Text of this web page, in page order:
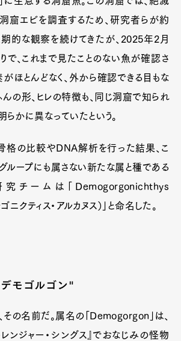
Pen tw
窟エビを調査するため、研究者らが約
的な観察を続けてきたが、2025年2月
で、これまで見たことのない魚が確認さ
ほとんどなく、外から確認できる目もな
の形、ヒレの特徴も、同じ洞窟で知られ
かに異なっていたという。
格の比較やDNA解析を行った結果、こ
ループにも属さない新たな属と種である
チームは「Demogorgonichthys
クティス・アルカヌス）」と命名した。
モゴルゴン"
の名前だ。属名の「Demogorgon」は、
ンジャー・シングス』でおなじみの怪物